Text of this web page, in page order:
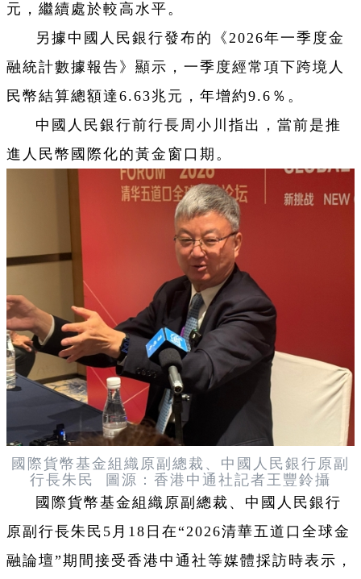
元，繼續處於較高水平。
另據中國人民銀行發布的《2026年一季度金
融統計數據報告》顯示，一季度經常項下跨境人
民幣結算總額達6.63兆元，年增約9.6％。
中國人民銀行前行長周小川指出，當前是推
進人民幣國際化的黃金窗口期。
國際貨幣基金組織原副總裁、中國人民銀行原副
行長朱民 圖源：香港中通社記者王豐鈴攝
國際貨幣基金組織原副總裁、中國人民銀行
原副行長朱民5月18日在“2026清華五道口全球金
融論壇”期間接受香港中通社等媒體採訪時表示，